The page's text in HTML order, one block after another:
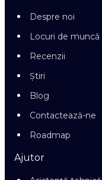
Despre noi
Locuri de muncă
Recenzii
Știri
Blog
Contactează-ne
Roadmap
Ajutor